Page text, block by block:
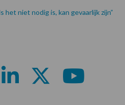
het niet nodig is, kan gevaarlijk zijn”